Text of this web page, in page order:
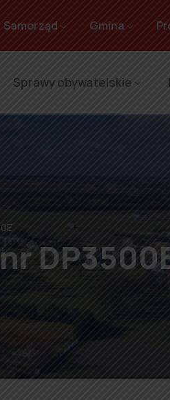
Samorząd Gmina
Sprawy obywatelskie